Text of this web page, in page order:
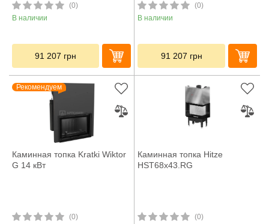
(0)
В наличии
91 207 грн
(0)
В наличии
91 207 грн
Рекомендуем
Каминная топка Kratki Wiktor
G 14 кВт
(0)
Каминная топка Hitze
HST68x43.RG
(0)